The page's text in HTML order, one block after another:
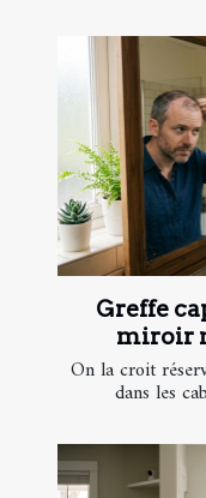
Greffe
miroir
On la croit
dans les